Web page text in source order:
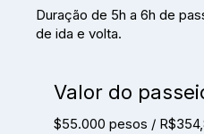
Duração de 5h a 6h de
de ida e volta.
Valor do
$55.000 pesos /